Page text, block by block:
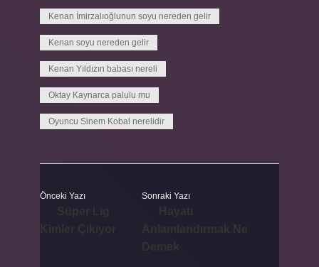
Kenan İmirzalıoğlunun soyu nereden gelir
Kenan soyu nereden gelir
Kenan Yıldızın babası nereli
Oktay Kaynarca palulu mu
Oyuncu Sinem Kobal nerelidir
Önceki Yazı Sonraki Yazı